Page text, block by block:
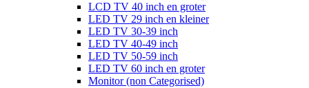
LCD TV 40 inch en groter
LED TV 29 inch en kleiner
LED TV 30-39 inch
LED TV 40-49 inch
LED TV 50-59 inch
LED TV 60 inch en groter
Monitor (non Categorised)